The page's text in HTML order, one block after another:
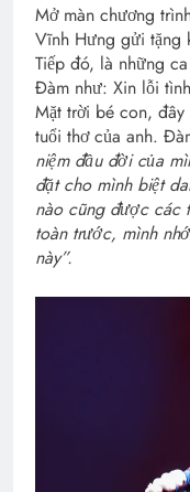
Mở màn chương
Vĩnh Hưng gửi tặng
Tiếp đó, là những
Đàm như: Xin lỗi
Mặt trời bé con,
tuổi thơ của anh.
niệm đầu đời của
đặt cho mình biệt
nào cũng được các
toàn trước, mình
này”.